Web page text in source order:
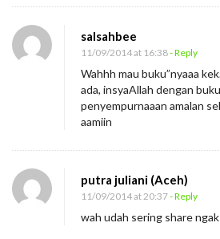
salsahbee
11/09/2014 at 16:38- Reply
Wahhh mau buku”nyaaa
ada, insyaAllah dengan
penyempurnaaan amalan
aamiin
putra juliani (Aceh)
11/09/2014 at 20:37- Reply
wah udah sering share